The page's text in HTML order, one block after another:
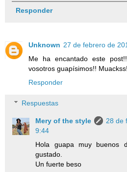
Responder
Unknown 27 de febrero de
Me ha encantado este
vosotros guapísimos!!
Responder
Respuestas
Mery of the style
28 de
9:44
Hola guapa muy buenos
gustado.
Un fuerte beso